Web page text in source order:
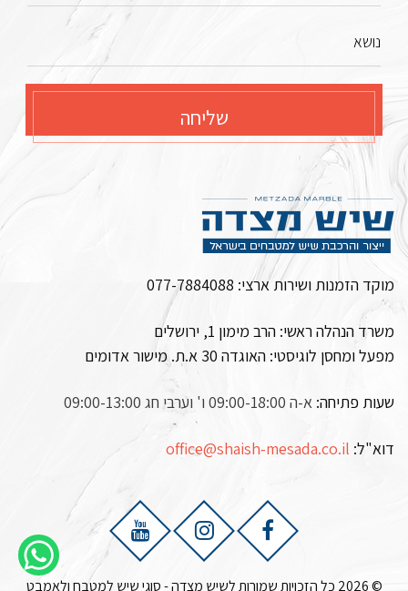
נושא
שליחה
מוקד הזמנות ושירות ארצי: 077-7884088
משרד הנהלה ראשי: הרב מימון 1, ירושלים
מפעל ומחסן לוגיסטי: האוגדה 30 א.ת. מישור אדומים
שעות פתיחה: א-ה 09:00-18:00 ו' וערבי חג 09:00-13:00
דוא"ל: office@shaish-mesada.co.il
© 2026 כל הזכויות שמורות לשיש מצדה - סוגי שיש למטבח ולאמבט